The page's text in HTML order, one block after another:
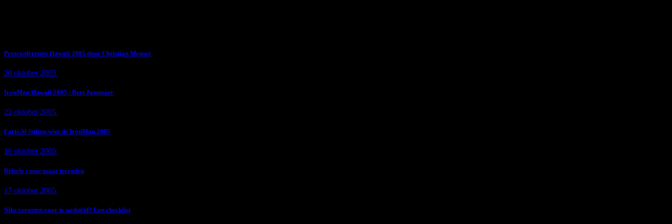
Persconferentie Hawaii 2005 door Christian Meuser
20 oktober 2005
IronMan Hawaii 2005 : Bert Jammaer
22 oktober 2005
Faris Al-Sultan wint de IronMan 2005
16 oktober 2005
Belsele : moe maar tevreden
17 oktober 2005
Niks vergeten voor je wedstijd? Een checklist